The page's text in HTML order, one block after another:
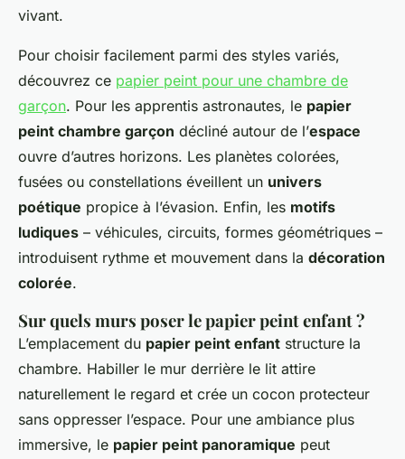
vivant.
Pour choisir facilement parmi des styles variés,
découvrez ce papier peint pour une chambre de
garçon. Pour les apprentis astronautes, le papier
peint chambre garçon décliné autour de l’espace
ouvre d’autres horizons. Les planètes colorées,
fusées ou constellations éveillent un univers
poétique propice à l’évasion. Enfin, les motifs
ludiques – véhicules, circuits, formes géométriques –
introduisent rythme et mouvement dans la décoration
colorée.
Sur quels murs poser le papier peint enfant ?
L’emplacement du papier peint enfant structure la
chambre. Habiller le mur derrière le lit attire
naturellement le regard et crée un cocon protecteur
sans oppresser l’espace. Pour une ambiance plus
immersive, le papier peint panoramique peut